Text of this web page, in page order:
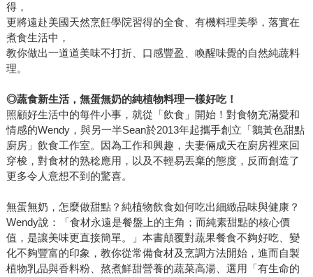
生酮體態。《吃培根，別慢跑》 產生酮體的機制存在每個人
的身體內，快則12小時，慢則3天內就能啟動。日本齋藤糧三
醫師親身實踐，最適合亞洲人飲食習慣的「生酮飲食法」，
讓你愈吃愈瘦、愈吃愈健康的簡單原則大公開，都收錄在
《大口吃肉，一周瘦5公斤的生酮飲食》一書中。 身為熱愛
美食又渴望減重的主婦Vivian，也一頭鑽進了生酮料理的世
界，結合生酮知識與理論，手作簡單豐盛的家常菜，藉由減
少醣類攝取，迫使身體燃燒脂肪，僅僅花了一年多的時間就
輕鬆瘦下30公斤，甚至連過敏、氣喘、內分泌失調等慢性病
也都不藥而癒！《生酮燃脂瘦身家常菜100道》 不是為了
「健康」，蔬食偏好者單純追求好吃而已 而同樣令人漸漸注
意到的一股新式飲食風潮，是Vegan純植物風潮，近年興起於
歐美，與其說是飲食習慣，更偏向是一種生活態度。許多人
吃蔬食是出於健康因素或宗教意義，但「純植物主義者」卻
有更純然的精神信仰：不吃魚肉奶蛋，甚至不使用與動物相
關的任何食物及用品。 但是，蔬食料理思來想去，到底能怎
得，
更將遠赴美國天然烹飪學院習得的全食、有機料理美學，落實在
煮食生活中，
教你做出一道道美味不打折、口感豐盈、喚醒味覺的自然純蔬料
理。
◎蔬食新生活，無蛋無奶的純植物料理一樣好吃！
照顧好生活中的每件小事，就從「飲食」開始！對食物充滿愛和
情感的Wendy，與另一半Sean於2013年起攜手創立「鵝黃色甜點
廚房」飲食工作室。因為工作和興趣，夫妻倆成天在廚房裡來回
穿梭，對食材的熟稔應用，以及不輕易丟棄的態度，反而創造了
更多令人意想不到的驚喜。
無蛋無奶，怎麼做甜點？純植物飲食如何吃出細緻品味與健康？
Wendy說：「食材永遠是餐盤上的主角；而純素甜點的核心價
值，是讓美味更直接簡單。」本書顛覆對蔬果餐食不夠好吃、變
化不夠豐富的印象，教你從常備食材及烹調方法開始，進而自製
植物乳品與香料粉、熬煮鮮甜營養的蔬菜高湯、選用「有生命的